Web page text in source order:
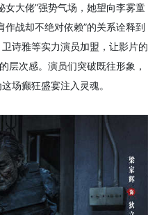
女大佬”强势气场，她望向李雾童
作战却不绝对依赖”的关系诠释到
诗雅等实力演员加盟，让影片的
层次感。演员们突破既往形象，
场癫狂盛宴注入灵魂。